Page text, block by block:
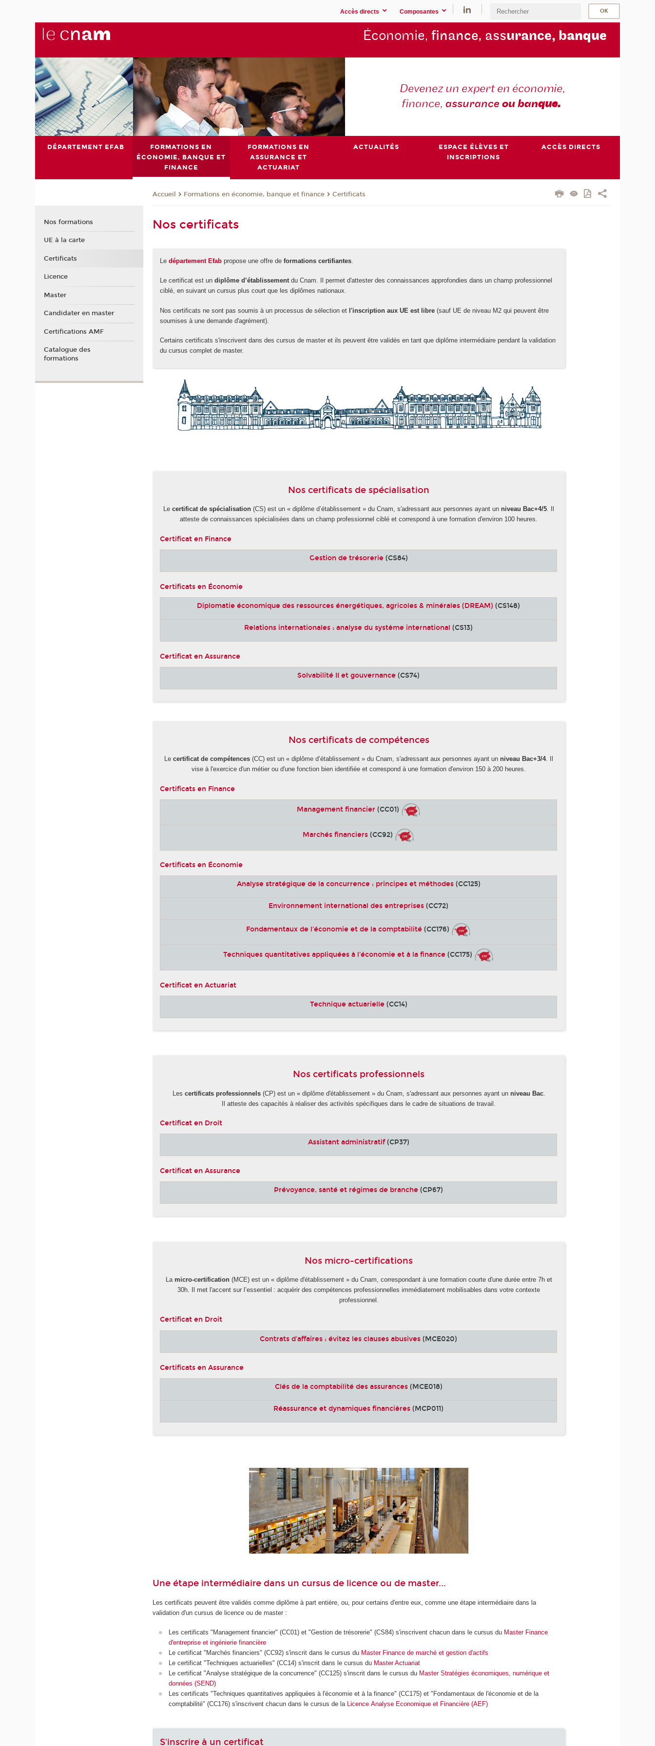
Accès directs Composantes
Économie, finance, assurance, banque
Devenez un expert en économie,
finance, assurance ou banque.
DÉPARTEMENT EFAB
FORMATIONS EN
ÉCONOMIE, BANQUE ET
FINANCE
FORMATIONS EN
ASSURANCE ET
ACTUARIAT
ACTUALITÉS
ESPACE ÉLÈVES ET
INSCRIPTIONS
ACCÈS DIRECTS
Accueil Formations en économie, banque et finance Certificats
Nos certificats
Ledépartement Efab propose une offre deformations certifiantes
Le certificat est undiplôme d’établissementdu Cnam. Il permet d'attester des connaissances approfondies dans un champ professionnel
ciblé, en suivant un cursus plus court que les diplômes nationaux.
Nos certificats ne sont pas soumis à un processus de sélection et l'inscription aux UE est libre (sauf UE de niveau M2 qui peuvent être
soumises à une demande d'agrément).
Certains certificats s'inscrivent dans des cursus de master et ils peuvent être validés en tant que diplôme intermédiaire pendant la validation
du cursus complet de master.
Nos certificats de spécialisation
Lecertificat de spécialisation (CS) est un « diplôme d’établissement » du Cnam, s'adressant aux personnes ayant un niveau Bac+4/5. Il
atteste de connaissances spécialisées dans un champ professionnel ciblé et correspond à une formation d'environ 100 heures.
Certificat en Finance
Gestion de trésorerie (CS84)
Certificats en Économie
Diplomatie économique des ressources énergétiques, agricoles & minérales (DREAM) (CS148)
Relations internationales : analyse du système international (CS13)
Certificat en Assurance
Solvabilité II et gouvernance (CS74)
Nos certificats de compétences
Lecertificat de compétences (CC) est un « diplôme d’établissement » du Cnam, s'adressant aux personnes ayant un niveau Bac+3/4. Il
vise à l'exercice d'un métier ou d'une fonction bien identifiée et correspond à une formation d'environ 150 à 200 heures.
Certificats en Finance
Management financier(CC01)
Marchés financiers (CC92)
Certificats en Économie
Analyse stratégique de la concurrence : principes et méthodes(CC125)
Environnement international des entreprises (CC72)
Fondamentaux de l'économie et de la comptabilité (CC176)
Techniques quantitatives appliquées à l'économie et à la finance (CC175)
Certificat en Actuariat
Technique actuarielle (CC14)
Nos certificats professionnels
Les certificats professionnels(CP) est un « diplôme d'établissement » du Cnam, s'adressant aux personnes ayant un niveau Bac.
Il atteste des capacités à réaliser des activités spécifiques dans le cadre de situations de travail.
Certificat en Droit
Assistant administratif(CP37)
Certificat en Assurance
Prévoyance, santé et régimes de branche (CP67)
Nos micro-certifications
La micro-certification(MCE) est un « diplôme d'établissement » du Cnam, correspondant à une formation courte d'une durée entre 7h et
30h. Il met l'accent sur l’essentiel : acquérir des compétences professionnelles immédiatement mobilisables dans votre contexte
professionnel.
Certificat en Droit
Contrats d'affaires : évitez les clauses abusives (MCE020)
Certificats en Assurance
Clés de la comptabilité des assurances(MCE018)
Réassurance et dynamiques financières (MCP011)
Une étape intermédiaire dans un cursus de licence ou de master...
Les certificats peuvent être validés comme diplôme à part entière, ou, pour certains d'entre eux, comme une étape intermédiaire dans la
validation d'un cursus de licence ou de master :
Les certificats "Management financier" (CC01) et "Gestion de trésorerie" (CS84) s'inscrivent chacun dans le cursus du Master Finance
d'entreprise et ingénierie financière
Le certificat "Marchés financiers" (CC92) s'inscrit dans le cursus du Master Finance de marché et gestion d'actifs
Le certificat "Techniques actuarielles" (CC14) s'inscrit dans le cursus du Master Actuariat
Le certificat "Analyse stratégique de la concurrence" (CC125) s'inscrit dans le cursus du Master Stratégies économiques, numérique et
données (SEND)
Les certificats "Techniques quantitatives appliquées à l'économie et à la finance" (CC175) et "Fondamentaux de l'économie et de la
comptabilité" (CC176) s'inscrivent chacun dans le cursus de la Licence Analyse Economique et Financière (AEF)
S'inscrire à un certificat
Nos formations
UE à la carte
Certificats
Licence
Master
Candidater en master
Certifications AMF
Catalogue des
formations